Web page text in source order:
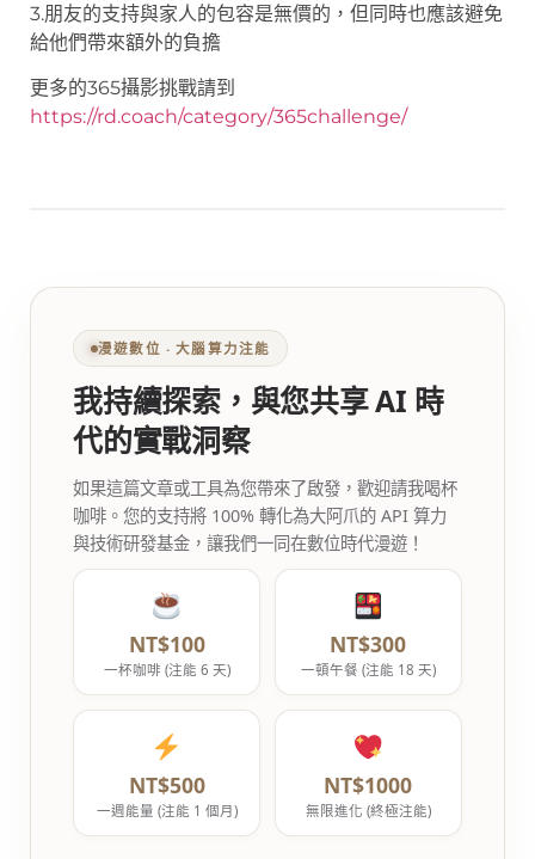
3.朋友的支持與家人的包容是無價的，但同時也應該避免
給他們帶來額外的負擔
更多的365攝影挑戰請到
https://rd.coach/category/365challenge/
漫遊數位 ‧ 大腦算力注能
我持續探索，與您共享 AI 時
代的實戰洞察
如果這篇文章或工具為您帶來了啟發，歡迎請我喝杯
咖啡。您的支持將 100% 轉化為大阿爪的 API 算力
與技術研發基金，讓我們一同在數位時代漫遊！
NT$100
一杯咖啡 (注能 6 天)
NT$300
一頓午餐 (注能 18 天)
NT$500
一週能量 (注能 1 個月)
NT$1000
無限進化 (終極注能)